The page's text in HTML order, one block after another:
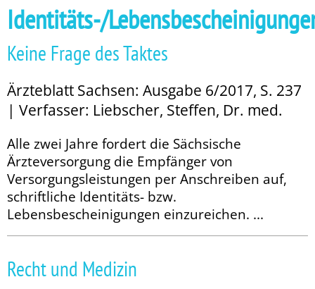
Identitäts-/
Keine Frage des Taktes
Ärzteblatt Sachsen: Ausgabe 6/2017, S. 237
| Verfasser: Liebscher, Steffen, Dr. med.
Alle zwei Jahre fordert die Sächsische
Ärzteversorgung die Empfänger von
Versorgungsleistungen per Anschreiben auf,
schriftliche Identitäts- bzw.
Lebensbescheinigungen einzureichen. ...
Recht und Medizin